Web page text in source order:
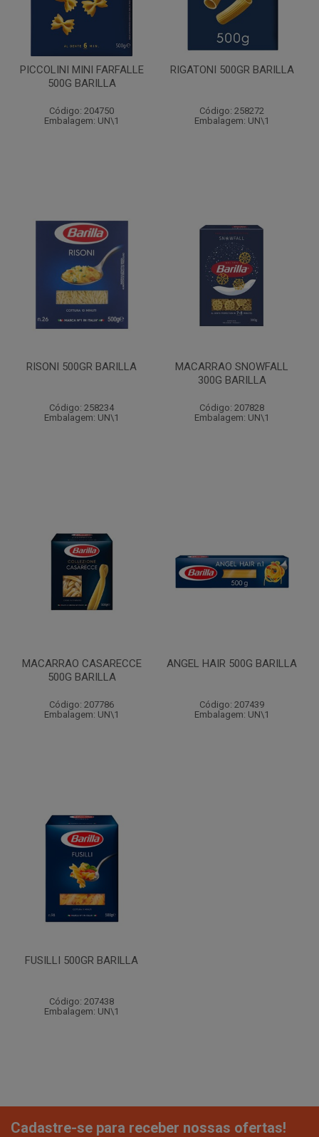
PICCOLINI MINI FARFALLE
500G BARILLA
Código: 204750
Embalagem: UN\1
RIGATONI 500GR BARILLA
Código: 258272
Embalagem: UN\1
RISONI 500GR BARILLA
Código: 258234
Embalagem: UN\1
MACARRAO SNOWFALL
300G BARILLA
Código: 207828
Embalagem: UN\1
MACARRAO CASARECCE
500G BARILLA
Código: 207786
Embalagem: UN\1
ANGEL HAIR 500G BARILLA
Código: 207439
Embalagem: UN\1
FUSILLI 500GR BARILLA
Código: 207438
Embalagem: UN\1
Cadastre-se para receber nossas ofertas!